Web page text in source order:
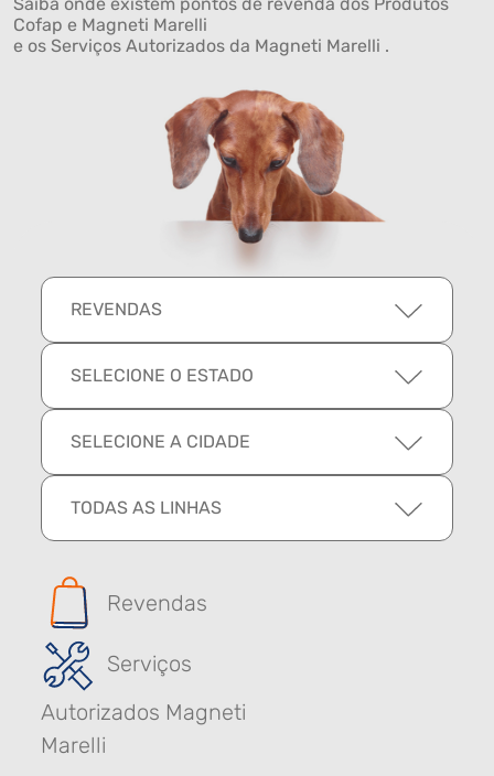
Saiba onde existem pontos de revenda dos Produtos
Cofap e Magneti Marelli
e os Serviços Autorizados da Magneti Marelli .
REVENDAS
SELECIONE O ESTADO
SELECIONE A CIDADE
TODAS AS LINHAS
Revendas
Serviços
Autorizados Magneti
Marelli